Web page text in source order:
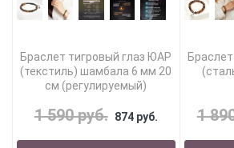
Браслет тигровый глаз ЮАР
(текстиль) шамбала 6 мм 20
см (регулируемый)
1 590 руб. 874 руб. 1